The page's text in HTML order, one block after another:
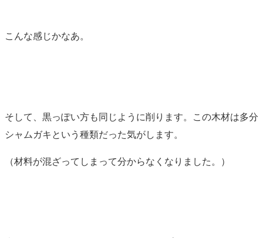
こんな感じかなあ。
そして、黒っぽい方も同じように削ります。この木材は多分
シャムガキという種類だった気がします。
（材料が混ざってしまって分からなくなりました。）